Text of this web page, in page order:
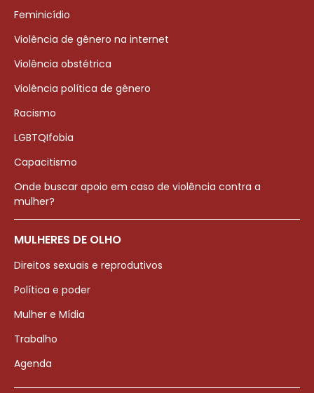
Feminicídio
Violência de gênero na internet
Violência obstétrica
Violência política de gênero
Racismo
LGBTQIfobia
Capacitismo
Onde buscar apoio em caso de violência contra a
mulher?
MULHERES DE OLHO
Direitos sexuais e reprodutivos
Política e poder
Mulher e Mídia
Trabalho
Agenda